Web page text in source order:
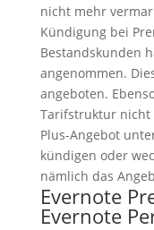
nicht mehr
Kündigung bei
Bestandskunden
angenommen.
angeboten.
Tarifstruktur nicht
Plus-Angebot
kündigen oder
nämlich das
Evernote
Evernote